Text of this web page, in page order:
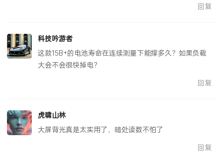
回复
科技吟游者
这款15B+的电池寿命在连续测量下能撑多久？如果负载
大会不会很快掉电？
回复
虎啸山林
大屏背光真是太实用了，暗处读数不怕了
回复